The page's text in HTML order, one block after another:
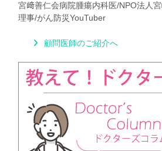
宮﨑善仁会病院腫瘍内科医/NPO法人
理事/がん防災YouTuber
顧問医師のご紹介へ